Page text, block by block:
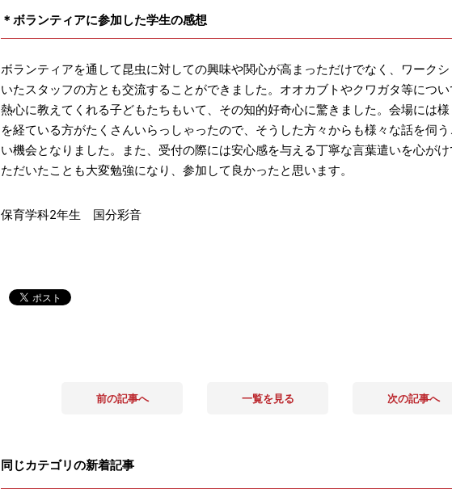
＊ボランティアに参加した学生の感想
ボランティアを通して昆虫に対しての興味や関心が高まっただけでなく、ワーク
いたスタッフの方とも交流することができました。オオカブトやクワガタ等につい
熱心に教えてくれる子どもたちもいて、その知的好奇心に驚きました。会場には
を経ている方がたくさんいらっしゃったので、そうした方々からも様々な話を伺
い機会となりました。また、受付の際には安心感を与える丁寧な言葉遣いを心が
ただいたことも大変勉強になり、参加して良かったと思います。
保育学科2年生 国分彩音
前の記事へ 一覧を見る 次の記事へ
同じカテゴリの新着記事